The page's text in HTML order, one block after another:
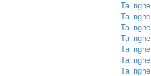
Tai
Tai
Tai
Tai
Tai
Tai
Tai